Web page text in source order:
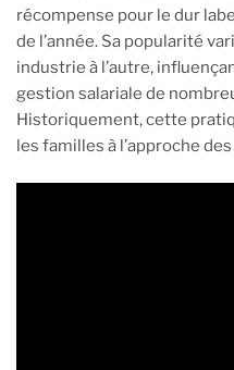
récompense pour le dur
de l’année. Sa popularité
industrie à l’autre,
gestion salariale de
Historiquement, cette
les familles à l’approche